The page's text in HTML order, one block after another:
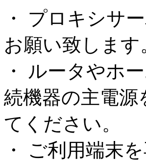
・ プロキシサ
お願い致します
・ ルータやホ
続機器の主電源
てください。
・ ご利用端末